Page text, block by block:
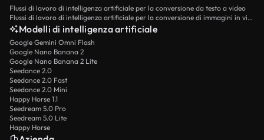
Flussi di lavoro di intelligenza artificiale per la conversione da testo a video
Flussi di lavoro di intelligenza artificiale per la conversione di immagini in video
Modelli di intelligenza artificiale
Google Gemini Omni Flash
Google Nano Banana 2
Google Nano Banana 2 Lite
Seedance 2.0
Seedance 2.0 Fast
Seedance 2.0 Mini
Happy Horse 1.1
Seedream 5.0 Pro
Seedream 5.0 Lite
Happy Horse